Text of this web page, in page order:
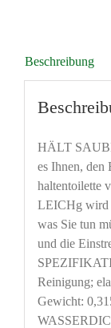
Menge
Beschreibung
HÄLT
es Ihnen, den
haltentoilette
LEICHg wird
was Sie tun
und die
Reinigung;
Gewicht: